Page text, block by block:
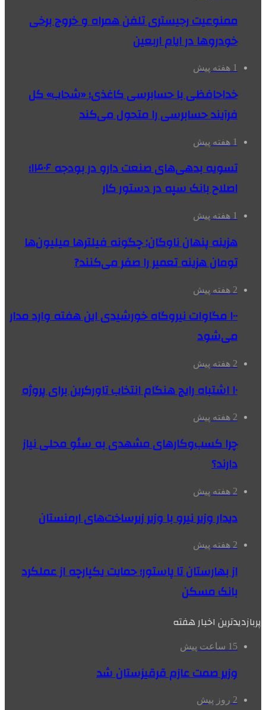
ممنوعیت رجیستری تلفن همراه و خروج برخی
خودروها در ایام اربعین
1 هفته پیش
خداحافظی با حسابرسی کاغذی؛ «شحاب» کل
فرآیند حسابرسی را متحول می‌کند
1 هفته پیش
تسویه بدهی‌های صنعت دارو در بودجه ۱۴۰۶؛
اصلاح بانک سپه در دستور کار
1 هفته پیش
هزینه پنهان ناوگان: چگونه فیلترها میلیون‌ها
تومان هزینه تعمیر را صفر می‌کنند?
2 هفته پیش
۱۰۰ مگاوات نیروگاه‌ خورشیدی این هفته وارد مدار
می‌شود
2 هفته پیش
۱۰ اشتباه رایج هنگام انتخاب تاورکرین برای پروژه
2 هفته پیش
چرا کسب‌وکارهای مشهدی به سئو محلی نیاز
دارند؟
2 هفته پیش
دیدار وزیر نیرو با وزیر زیرساخت‌های ارمنستان
2 هفته پیش
از بهارستان تا پاستور؛ حمایت یکپارچه از عملکرد
بانک مسکن
پربازدیدترین اخبار هفته
15 ساعت پیش
وزیر صمت عازم قرقیزستان شد
2 روز پیش